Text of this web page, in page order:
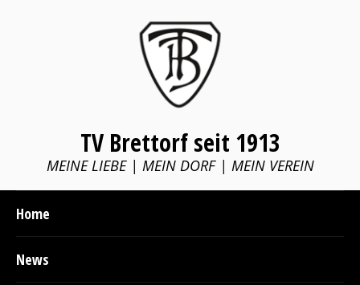
TV Brettorf seit 1913
MEINE LIEBE | MEIN DORF | MEIN VEREIN
Home
News